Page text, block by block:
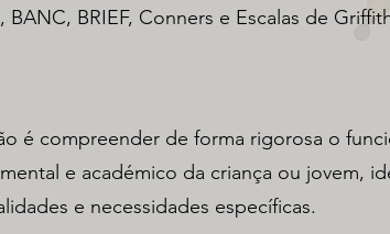
BANC, BRIEF, Conners e Escalas de
é compreender de forma rigorosa o
e académico da criança ou jovem,
e necessidades específicas.